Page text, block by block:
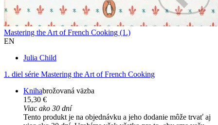
Mastering the Art of French Cooking (1.)
EN
Julia Child
1. diel série Mastering the Art of French Cooking
Knihabrožovaná väzba
15,30 €
Viac ako 30 dní
Tento produkt je na objednávku a jeho dodanie môže trvať aj